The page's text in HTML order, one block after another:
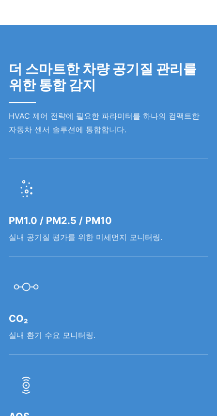
더 스마트한 차량 공기질 관리를
위한 통합 감지
HVAC 제어 전략에 필요한 파라미터를 하나의 컴팩트한
자동차 센서 솔루션에 통합합니다.
PM1.0 / PM2.5 / PM10
실내 공기질 평가를 위한 미세먼지 모니터링.
CO₂
실내 환기 수요 모니터링.